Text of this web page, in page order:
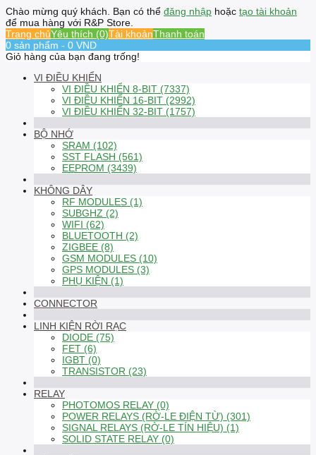
Chào mừng quý khách. Bạn có thể đăng nhập hoặc tạo tài khoản
để mua hàng với R&P Store.
Trang chủYêu thích (0)Tài khoảnThanh toán
0 sản phẩm - 0 VND
Giỏ hàng của bạn đang trống!
VI ĐIỀU KHIỂN
VI ĐIỀU KHIỂN 8-BIT (7337)
VI ĐIỀU KHIỂN 16-BIT (2992)
VI ĐIỀU KHIỂN 32-BIT (1757)
BỘ NHỚ
SRAM (102)
SST FLASH (561)
EEPROM (3439)
KHÔNG DÂY
RF MODULES (1)
SUBGHZ (2)
WIFI (62)
BLUETOOTH (2)
ZIGBEE (8)
GSM MODULES (10)
GPS MODULES (3)
PHỤ KIỆN (1)
CONNECTOR
LINH KIỆN RỜI RẠC
DIODE (75)
FET (6)
IGBT (0)
TRANSISTOR (23)
RELAY
PHOTOMOS RELAY (0)
POWER RELAYS (RỜ-LE ĐIỆN TỪ) (301)
SIGNAL RELAYS (RỜ-LE TÍN HIỆU) (1)
SOLID STATE RELAY (0)